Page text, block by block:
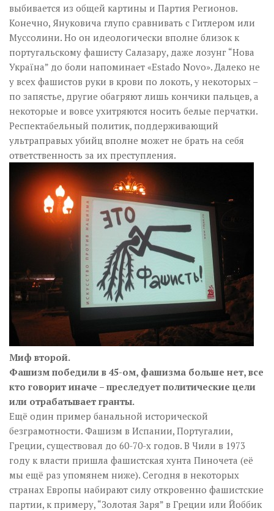
выбивается из общей картины и Партия Регионов.
Конечно, Януковича глупо сравнивать с Гитлером или
Муссолини. Но он идеологически вполне близок к
португальскому фашисту Салазару, даже лозунг “Нова
Україна” до боли напоминает «Estado Novo». Далеко не
у всех фашистов руки в крови по локоть, у некоторых –
по запястье, другие обагряют лишь кончики пальцев, а
некоторые и вовсе ухитряются носить белые перчатки.
Респектабельный политик, поддерживающий
ультраправых убийц вполне может не брать на себя
ответственность за их преступления.
Миф второй.
Фашизм победили в 45-ом, фашизма больше нет, все
кто говорит иначе – преследует политические цели
или отрабатывает гранты.
Ещё один пример банальной исторической
безграмотности. Фашизм в Испании, Португалии,
Греции, существовал до 60-70-х годов. В Чили в 1973
году к власти пришла фашистская хунта Пиночета (её
мы ещё раз упомянем ниже). Сегодня в некоторых
странах Европы набирают силу откровенно фашистские
партии, к примеру, “Золотая Заря” в Греции или Йоббик